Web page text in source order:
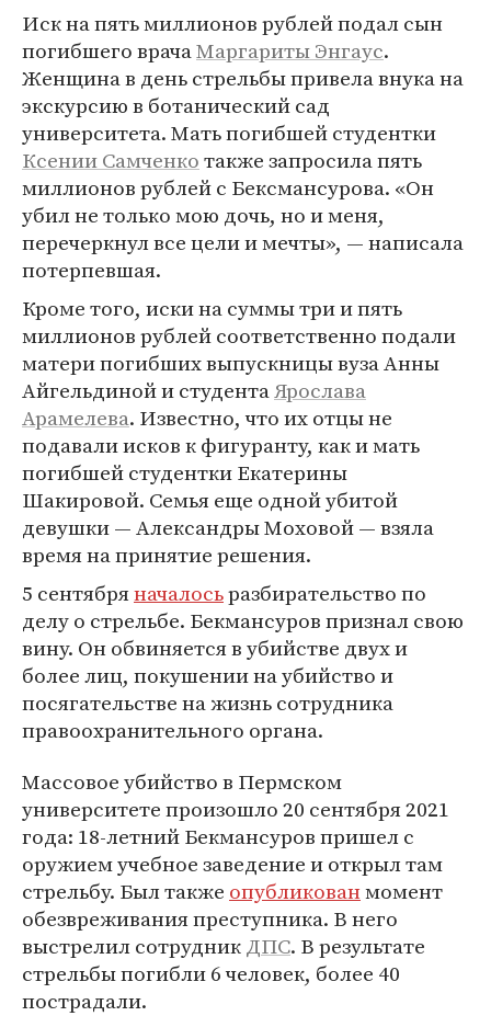
Иск на пять миллионов рублей подал сын
погибшего врачаМаргариты Энгаус.
Женщина в день стрельбы привела внука на
экскурсию в ботанический сад
университета. Мать погибшей студентки
Ксении Самченкотакже запросила пять
миллионов рублей с Бексмансурова. «Он
убил не только мою дочь, но и меня,
перечеркнул все цели и мечты», — написала
потерпевшая.
Кроме того, иски на суммы три и пять
миллионов рублей соответственно подали
матери погибших выпускницы вуза Анны
Айгельдиной и студентаЯрослава
Арамелева. Известно, что их отцы не
подавали исков к фигуранту, как и мать
погибшей студентки Екатерины
Шакировой. Семья еще одной убитой
девушки — Александры Моховой — взяла
время на принятие решения.
5 сентябряначалосьразбирательство по
делу о стрельбе. Бекмансуров признал свою
вину. Он обвиняется в убийстве двух и
более лиц, покушении на убийство и
посягательстве на жизнь сотрудника
правоохранительного органа.
Массовое убийство в Пермском
университете произошло 20 сентября 2021
года: 18-летний Бекмансуров пришел с
оружием учебное заведение и открыл там
стрельбу. Был также опубликованмомент
обезвреживания преступника. В него
выстрелил сотрудникДПС. В результате
стрельбы погибли 6 человек, более 40
пострадали.